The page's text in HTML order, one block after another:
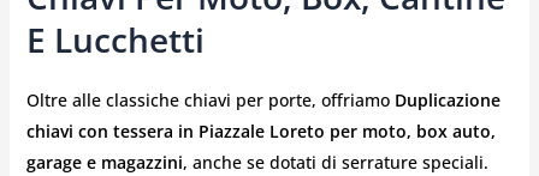
E Lucchetti
Oltre alle classiche chiavi per porte, offriamo Duplicazione
chiavi con tessera in Piazzale Loreto per moto, box auto,
garage e magazzini, anche se dotati di serrature speciali.